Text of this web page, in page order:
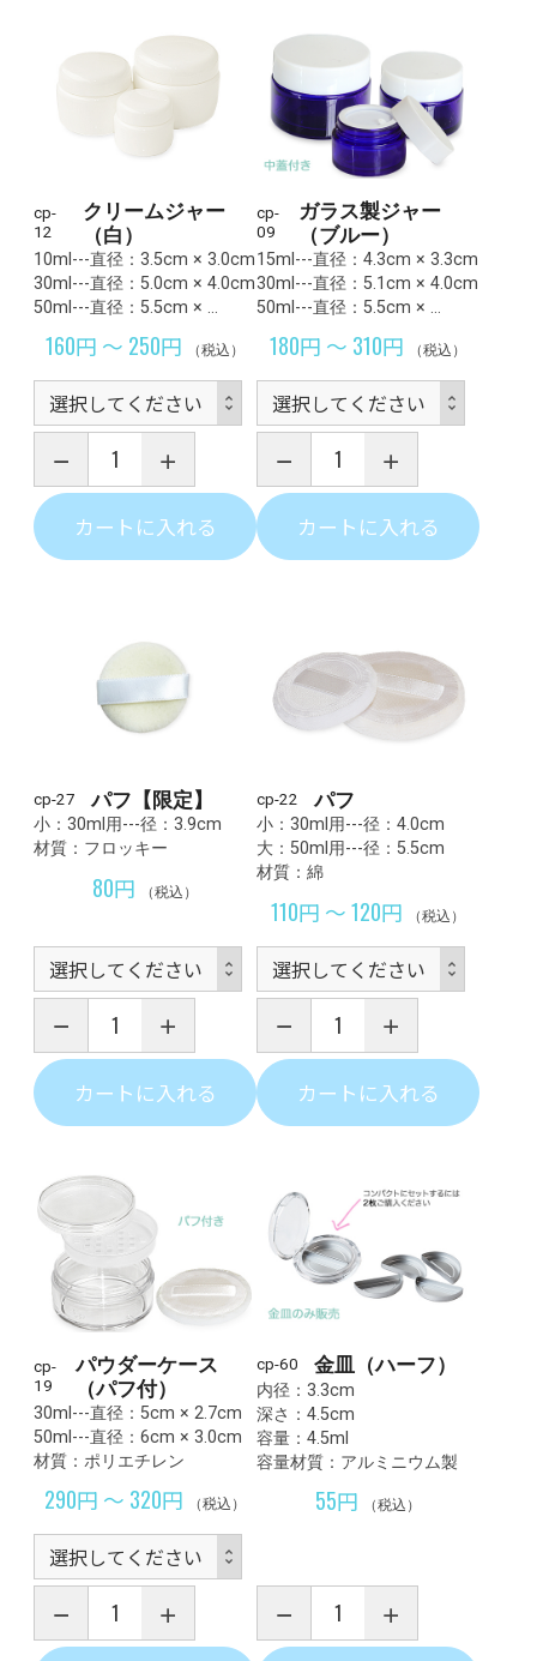
cp-
12
クリームジャー
（白）
10ml---直径：3.5cm × 3.0cm
30ml---直径：5.0cm × 4.0cm
50ml---直径：5.5cm × …
160円 ～ 250円 （税込）
カートに入れる
cp-
09
ガラス製ジャー
（ブルー）
15ml---直径：4.3cm × 3.3cm
30ml---直径：5.1cm × 4.0cm
50ml---直径：5.5cm × …
180円 ～ 310円 （税込）
カートに入れる
cp-27 パフ【限定】
小：30ml用---径：3.9cm
材質：フロッキー
80円 （税込）
カートに入れる
cp-22 パフ
小：30ml用---径：4.0cm
大：50ml用---径：5.5cm
材質：綿
110円 ～ 120円 （税込）
カートに入れる
cp-
19
パウダーケース
（パフ付）
30ml---直径：5cm × 2.7cm
50ml---直径：6cm × 3.0cm
材質：ポリエチレン
290円 ～ 320円 （税込）
cp-60 金皿（ハーフ）
内径：3.3cm
深さ：4.5cm
容量：4.5ml
容量材質：アルミニウム製
55円 （税込）